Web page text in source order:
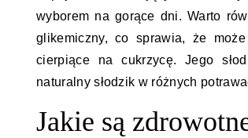
wyborem na gorące dni. Warto
glikemiczny, co sprawia, że
cierpiące na cukrzycę. Jego
naturalny słodzik w różnych
Jakie są